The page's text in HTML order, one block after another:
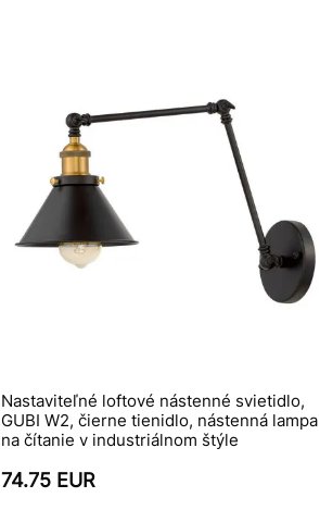
Nastaviteľné loftové nástenné svietidlo,
GUBI W2, čierne tienidlo, nástenná lampa
na čítanie v industriálnom štýle
74.75 EUR